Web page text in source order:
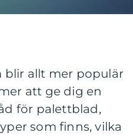
blir allt mer populär
att ge dig en
för palettblad,
som finns, vilka